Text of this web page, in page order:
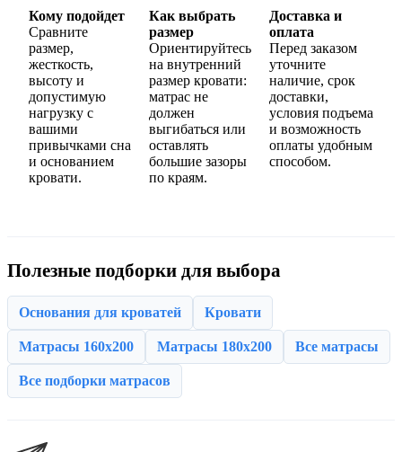
Кому подойдет
Сравните
размер,
жесткость,
высоту и
допустимую
нагрузку с
вашими
привычками сна
и основанием
кровати.
Как выбрать
размер
Ориентируйтесь
на внутренний
размер кровати:
матрас не
должен
выгибаться или
оставлять
большие зазоры
по краям.
Доставка и
оплата
Перед заказом
уточните
наличие, срок
доставки,
условия подъема
и возможность
оплаты удобным
способом.
Полезные подборки для выбора
Основания для кроватей Кровати
Матрасы 160x200 Матрасы 180x200 Все матрасы
Все подборки матрасов